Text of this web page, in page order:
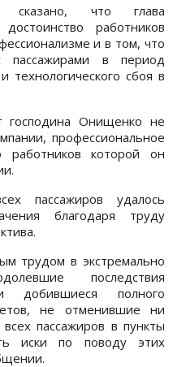
сказано, что глава
работников
и в том, что
в период
технологического сбоя в
господина Онищенко не
профессиональное
работников которой он
пассажиров удалось
благодаря труду
трудом в экстремально
последствия
добившиеся полного
не отменившие ни
пассажиров в пункты
иски по поводу этих